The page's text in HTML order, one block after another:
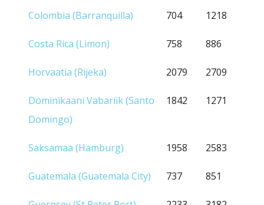
Colombia (Barranquilla) 704 1218
Costa Rica (Limon) 758 886
Horvaatia (Rijeka) 2079 2709
Dominikaani Vabariik (Santo
Domingo)
1842 1271
Saksamaa (Hamburg) 1958 2583
Guatemala (Guatemala City) 737 851